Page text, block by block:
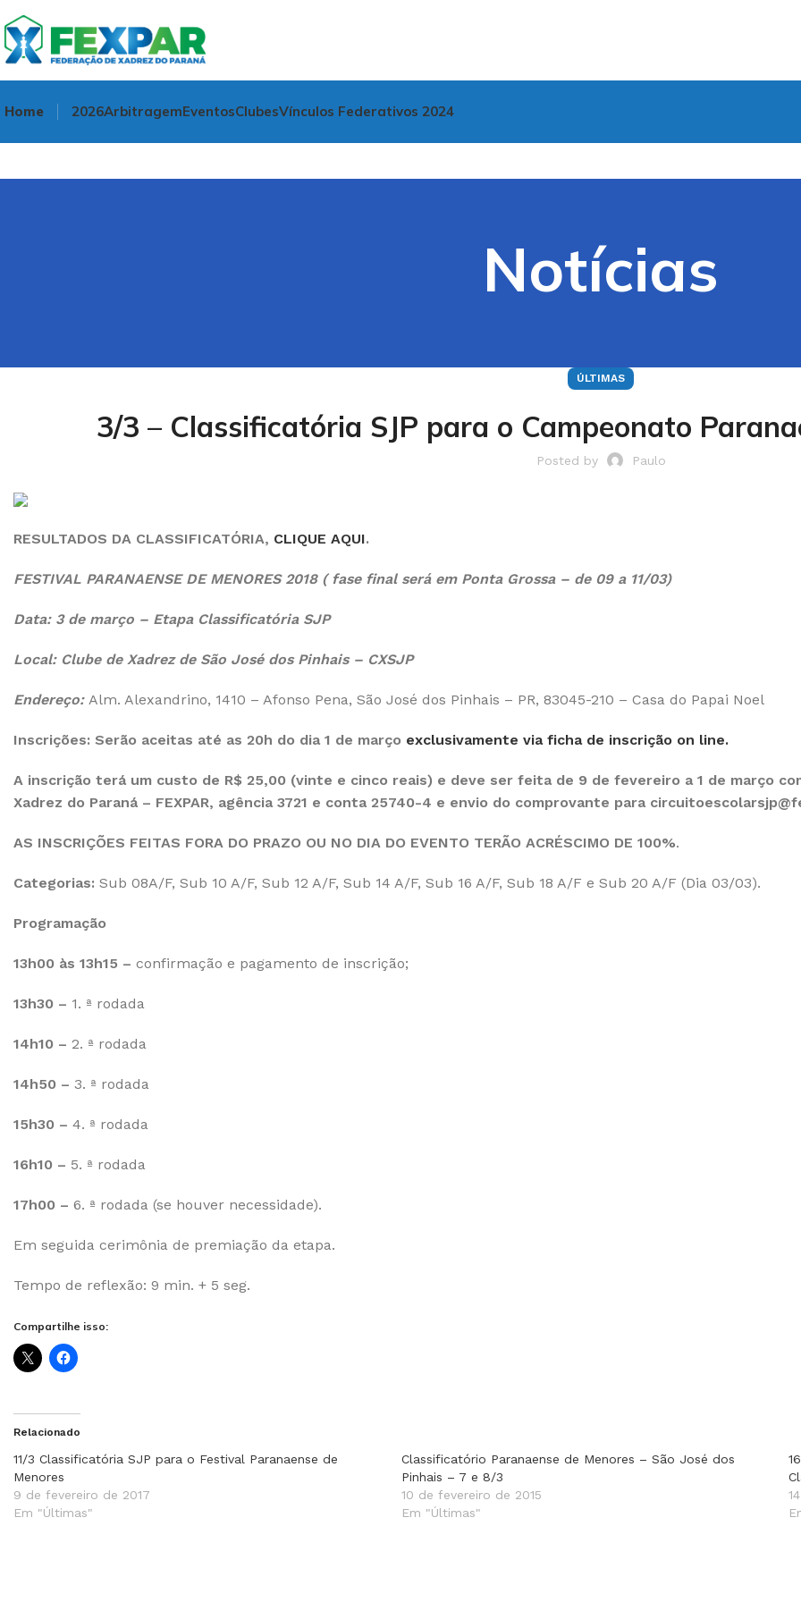
Home 2026ArbitragemEventosClubesVínculos Federativos 2024
Notícias
ÚLTIMAS
3/3 – Classificatória SJP para o Campeonato
Posted by Paulo
RESULTADOS DA CLASSIFICATÓRIA, CLIQUE AQUI.
FESTIVAL PARANAENSE DE MENORES 2018( fase final será em Ponta Grossa – de 09 a 11/03)
Data: 3 de março – Etapa Classificatória SJP
Local: Clube de Xadrez de São José dos Pinhais – CXSJP
Endereço: Alm. Alexandrino, 1410 – Afonso Pena, São José dos Pinhais – PR, 83045-210 – Casa do Papai Noel
Inscrições: Serão aceitas até as 20h do dia 1 de março exclusivamente via ficha de inscrição on line.
A inscrição terá um custo de R$ 25,00 (vinte e cinco reais) e deve ser feita de 9 de fevereiro a 1 de março
Xadrez do Paraná – FEXPAR, agência 3721 e conta 25740-4 e envio do comprovante para
AS INSCRIÇÕES FEITAS FORA DO PRAZO OU NO DIA DO EVENTO TERÃO ACRÉSCIMO DE 100%.
Categorias: Sub 08A/F, Sub 10 A/F, Sub 12 A/F, Sub 14 A/F, Sub 16 A/F, Sub 18 A/F e Sub 20 A/F (Dia 03/03).
Programação
13h00 às 13h15 – confirmação e pagamento de inscrição;
13h30 – 1. ª rodada
14h10 – 2. ª rodada
14h50 – 3. ª rodada
15h30 – 4. ª rodada
16h10 – 5. ª rodada
17h00 – 6. ª rodada (se houver necessidade).
Em seguida cerimônia de premiação da etapa.
Tempo de reflexão: 9 min. + 5 seg.
Compartilhe isso:
Relacionado
11/3 Classificatória SJP para o Festival Paranaense de
Menores
9 de fevereiro de 2017
Em "Últimas"
Classificatório Paranaense de Menores – São José dos
Pinhais – 7 e 8/3
10 de fevereiro de 2015
Em "Últimas"